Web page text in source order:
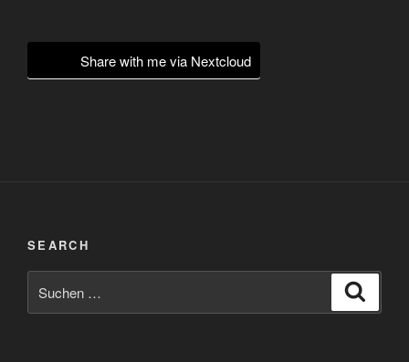
Share with me via Nextcloud
SEARCH
nach: